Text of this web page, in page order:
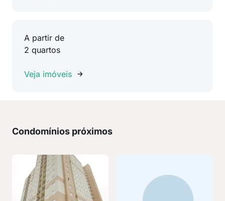
A partir de
2 quartos
Veja imóveis
Condomínios próximos